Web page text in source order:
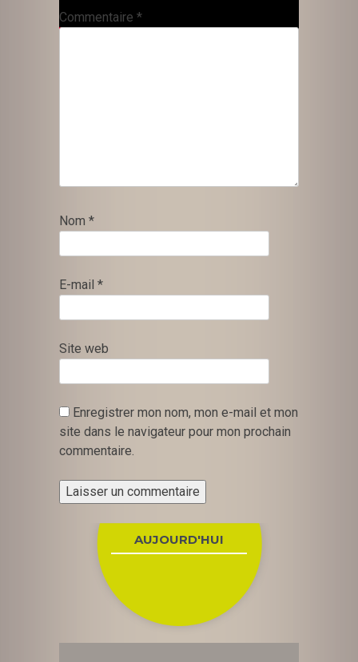
Commentaire *
Nom *
E-mail *
Site web
Enregistrer mon nom, mon e-mail et mon
site dans le navigateur pour mon prochain
commentaire.
AUJOURD'HUI